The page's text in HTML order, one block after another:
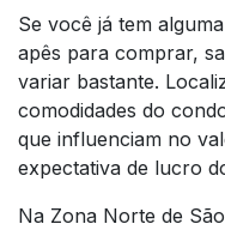
Se você já tem
apês para comprar,
variar bastante.
comodidades do
que influenciam no
expectativa de lucro
Na Zona Norte de